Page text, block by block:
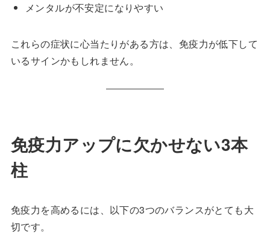
メンタルが不安定になりやすい
これらの症状に心当たりがある方は、免疫力が低下して
いるサインかもしれません。
免疫力アップに欠かせない3本
柱
免疫力を高めるには、以下の3つのバランスがとても大
切です。